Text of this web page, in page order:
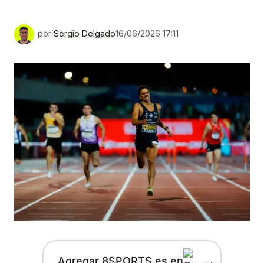
por Sergio Delgado16/06/2026 17:11